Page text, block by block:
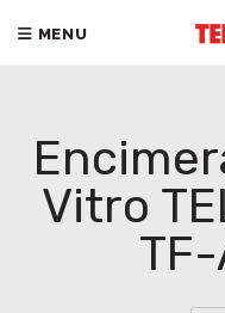
MENU
Vitro